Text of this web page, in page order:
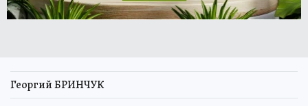
Георгий БРИНЧУК